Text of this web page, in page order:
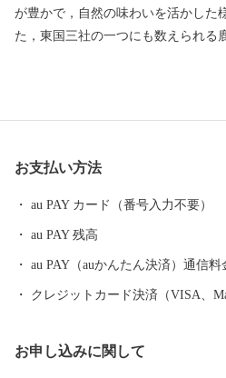
が豊かで，自然の味わいを活かした
た，東国三社の一つにも数えられる
ポーツが盛んであり，魅力と活力にあふ
セス≫ ・鹿嶋⇔東京間 ＪＲ鹿島
田空港からのアクセスも良好ですの
い！ ■□■……………………………………………………… ■ お礼の
品・証明書等に関するお問い合わせ
※営業時間外のお問い合わせは、翌
お支払い方法
au PAY カード（番号入力不要）
au PAY 残高
au PAY（auかんたん決済）通信料
クレジットカード決済（VISA、
お申し込みに関して